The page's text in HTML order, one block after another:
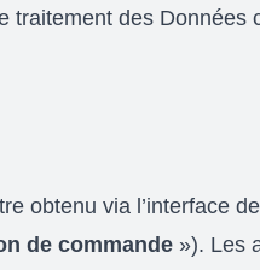
traitement des Données
obtenu via l’interface
de commande »). Les